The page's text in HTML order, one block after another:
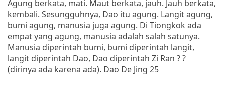
Agung berkata, mati. Maut berkata, jauh. Jauh berkata,
kembali. Sesungguhnya, Dao itu agung. Langit agung,
bumi agung, manusia juga agung. Di Tiongkok ada
empat yang agung, manusia adalah salah satunya.
Manusia diperintah bumi, bumi diperintah langit,
langit diperintah Dao, Dao diperintah Zi Ran ? ?
(dirinya ada karena ada). Dao De Jing 25